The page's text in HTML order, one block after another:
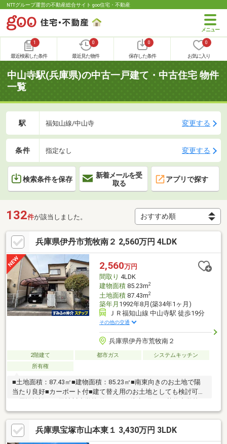
NTTグループ運営の不動産総合サイト goo住宅・不動産
1
最近検索した条件
0
最近見た物件
0
保存した条件
0
お気に入り
中山寺駅(兵庫県)の中古一戸建て・中古住宅 物件
一覧
駅 福知山線/中山寺 変更する
条件 指定なし 変更する
検索条件を保存
新着メールを受
取る
アプリで探す
132件が該当しました。
兵庫県伊丹市荒牧南２ 2,560万円 4LDK
2,560万円
間取り 4LDK
建物面積85.23m2
土地面積87.43m2
築年月 1992年8月(築34年1ヶ月)
ＪＲ福知山線 中山寺駅 徒歩19分
その他の交通
兵庫県伊丹市荒牧南２
2階建て 都市ガス
システムキッチン
所有権
■土地面積：87.43㎡■建物面積：85.23㎡■南東向きのお土地で陽
当たり良好■カーポート付■建て替え用のお土地としても検討可能
約540ｍ（徒歩7分）・mandai伊丹荒牧店 約750ｍ（徒歩10
分）・サンディ伊丹北野店 約900ｍ（徒歩12分）・ミリオンタ
ウン伊丹荒牧 約670ｍ（徒歩9分）・キリン堂宝塚東店 約750ｍ
（徒歩10分）・ドラッグセガミ伊丹荒牧店 約770ｍ（徒歩10
兵庫県宝塚市山本東１ 3,430万円 3LDK